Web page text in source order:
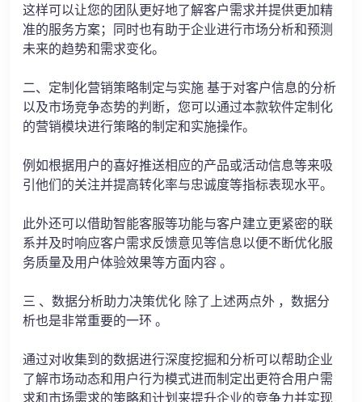
这样可以让您的团队更好地了解客户需求并提供更加精
准的服务方案；同时也有助于企业进行市场分析和预测
未来的趋势和需求变化。
二、定制化营销策略制定与实施 基于对客户信息的分析
以及市场竞争态势的判断，您可以通过本款软件定制化
的营销模块进行策略的制定和实施操作。
例如根据用户的喜好推送相应的产品或活动信息等来吸
引他们的关注并提高转化率与忠诚度等指标表现水平。
此外还可以借助智能客服等功能与客户建立更紧密的联
系并及时响应客户需求反馈意见等信息以便不断优化服
务质量及用户体验效果等方面内容 。
三 、数据分析助力决策优化 除了上述两点外 ，数据分
析也是非常重要的一环 。
通过对收集到的数据进行深度挖掘和分析可以帮助企业
了解市场动态和用户行为模式进而制定出更符合用户需
求和市场需求的策略和计划来提升企业的竞争力并实现